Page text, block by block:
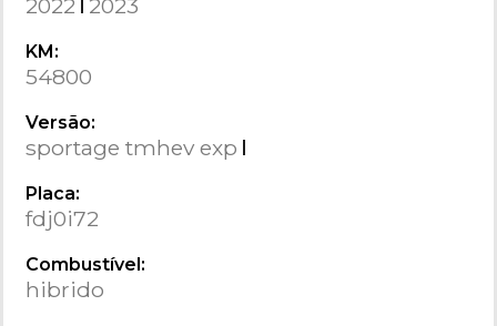
2022 2023
KM:
54800
Versão:
sportage tmhev exp
Placa:
fdj0i72
Combustível:
hibrido